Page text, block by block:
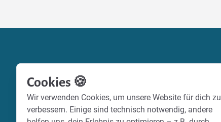
Cookies 🍪
Wir verwenden Cookies, um unsere Website für dich zu
verbessern. Einige sind technisch notwendig, andere